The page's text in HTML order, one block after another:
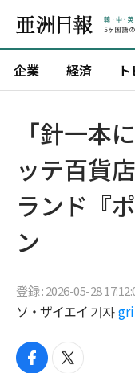
企業 経済
「針一本
ッテ百貨
ランド『
ン
登録 : 2026-05-28
ソ・ザイエイ 기자
f
t